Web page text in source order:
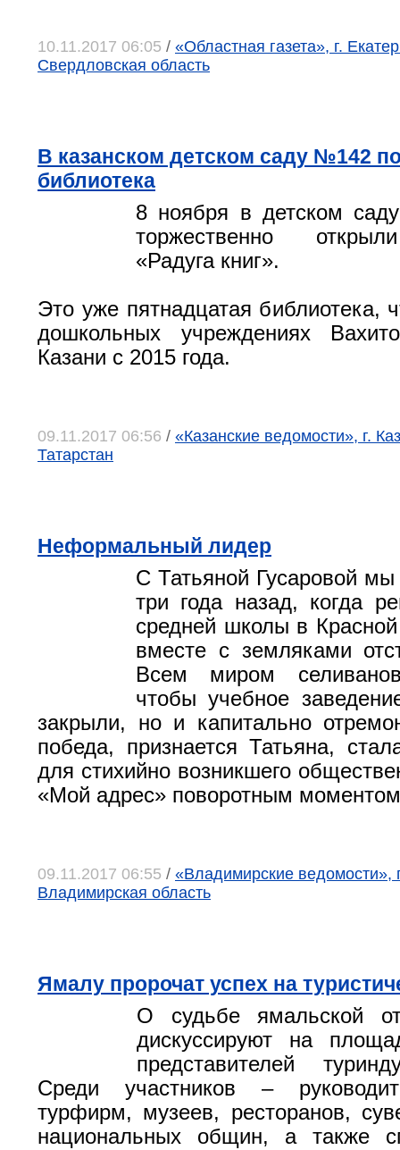
10.11.2017 06:05 / «Областная газета», г.
Свердловская область
В казанском детском саду №142
библиотека
8 ноября в детском
торжественно
«Радуга книг».
Это уже пятнадцатая библиотека,
дошкольных учреждениях
Казани с 2015 года.
09.11.2017 06:56 / «Казанские ведомости», г.
Татарстан
Неформальный лидер
С Татьяной Гусаровой мы
три года назад, когда
средней школы в Красной
вместе с земляками
Всем миром
чтобы учебное
закрыли, но и капитально
победа, признается Татьяна,
для стихийно возникшего
«Мой адрес» поворотным
09.11.2017 06:55 / «Владимирские ведомости»,
Владимирская область
Ямалу пророчат успех на
О судьбе ямальской
дискуссируют на
представителей
Среди участников –
турфирм, музеев, ресторанов,
национальных общин, а также